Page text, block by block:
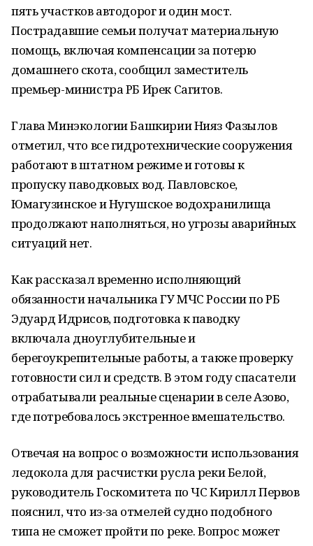
пять участков автодорог и один мост.
Пострадавшие семьи получат материальную
помощь, включая компенсации за потерю
домашнего скота, сообщил заместитель
премьер-министра РБ Ирек Сагитов.
Глава Минэкологии Башкирии Нияз Фазылов
отметил, что все гидротехнические сооружения
работают в штатном режиме и готовы к
пропуску паводковых вод. Павловское,
Юмагузинское и Нугушское водохранилища
продолжают наполняться, но угрозы аварийных
ситуаций нет.
Как рассказал временно исполняющий
обязанности начальника ГУ МЧС России по РБ
Эдуард Идрисов, подготовка к паводку
включала дноуглубительные и
берегоукрепительные работы, а также проверку
готовности сил и средств. В этом году спасатели
отрабатывали реальные сценарии в селе Азово,
где потребовалось экстренное вмешательство.
Отвечая на вопрос о возможности использования
ледокола для расчистки русла реки Белой,
руководитель Госкомитета по ЧС Кирилл Первов
пояснил, что из-за отмелей судно подобного
типа не сможет пройти по реке. Вопрос может